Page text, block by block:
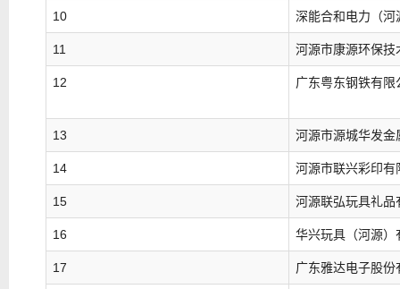
10 深能合和电力（河
11 河源市康源环保技
12 广东粤东钢铁有限
13 河源市源城华发金
14 河源市联兴彩印有
15 河源联弘玩具礼品
16 华兴玩具（河源）
17 广东雅达电子股份